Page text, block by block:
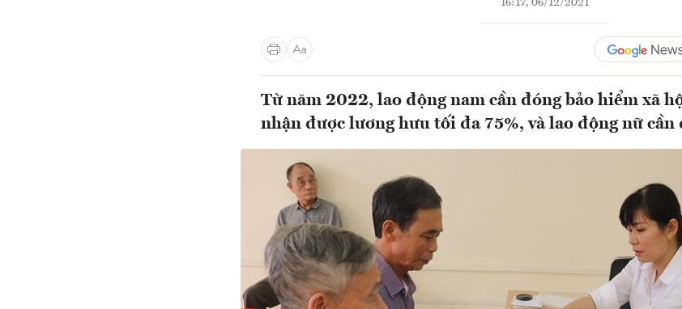
16:17, 06/12/2021
Từ năm 2022, lao động nam cần đóng bảo hiểm xã
nhận được lương hưu tối đa 75%, và lao động nữ